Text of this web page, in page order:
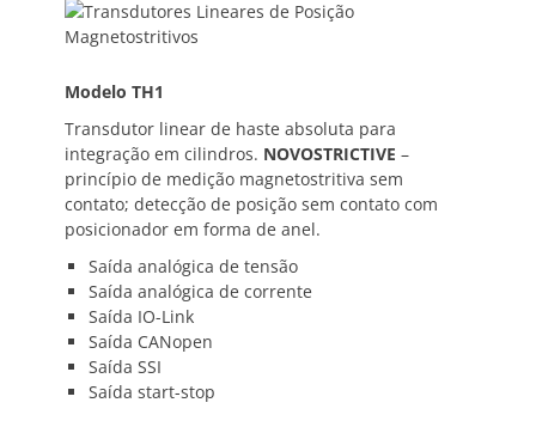
Modelo TH1
Transdutor linear de haste absoluta para
integração em cilindros. NOVOSTRICTIVE –
princípio de medição magnetostritiva sem
contato; detecção de posição sem contato com
posicionador em forma de anel.
Saída analógica de tensão
Saída analógica de corrente
Saída IO-Link
Saída CANopen
Saída SSI
Saída start-stop